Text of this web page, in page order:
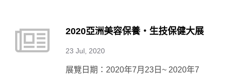
2020亞洲美容保養‧生技保健大展
23 Jul, 2020
展覽日期：2020年7月23日~ 2020年7